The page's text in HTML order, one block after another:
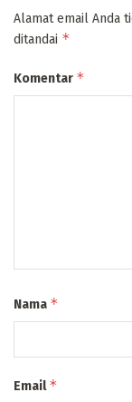
Alamat email Anda
ditandai *
Komentar *
Nama *
Email*